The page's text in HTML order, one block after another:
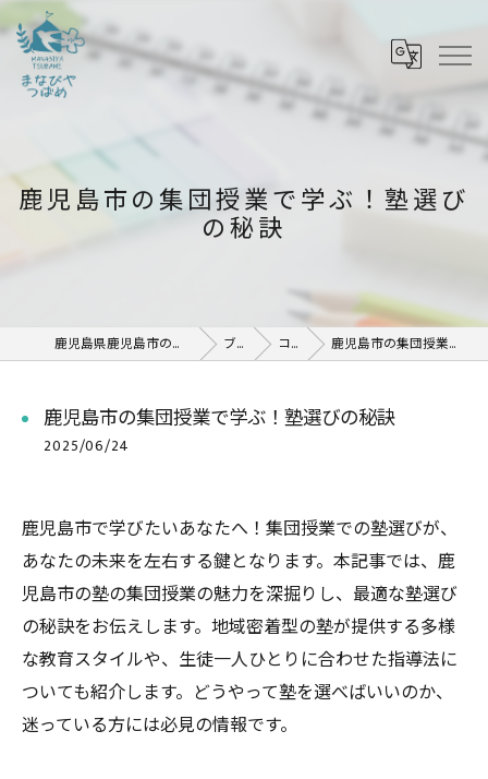
鹿児島市の集団授業で学ぶ！塾選び
の秘訣
鹿児島県鹿児島市の塾ならまなびや つばめ ブログ コラム 鹿児島市の集団授業で学ぶ！塾選びの秘訣
鹿児島市の集団授業で学ぶ！塾選びの秘訣
2025/06/24
鹿児島市で学びたいあなたへ！集団授業での塾選びが、
あなたの未来を左右する鍵となります。本記事では、鹿
児島市の塾の集団授業の魅力を深掘りし、最適な塾選び
の秘訣をお伝えします。地域密着型の塾が提供する多様
な教育スタイルや、生徒一人ひとりに合わせた指導法に
ついても紹介します。どうやって塾を選べばいいのか、
迷っている方には必見の情報です。